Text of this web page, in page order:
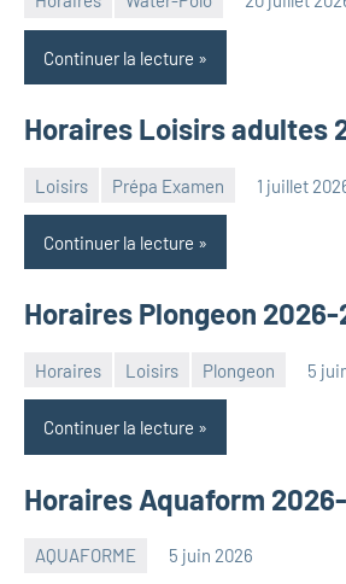
ONNContinuer la lecture
Horaires Loisirs adultes
Loisirs Prépa Examen 1 juillet
ONNContinuer la lecture
Horaires Plongeon 2026-
Horaires Loisirs Plongeon 5
ONNContinuer la lecture
Horaires Aquaform
AQUAFORME 5 juin 2026
Admin